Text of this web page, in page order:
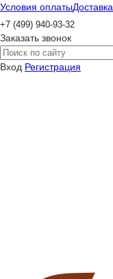
Условия оплатыДоставка
+7 (499) 940-93-32
Заказать звонок
Вход Регистрация